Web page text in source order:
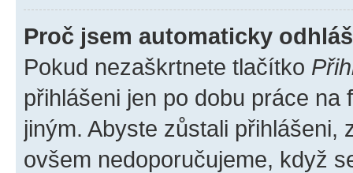
Proč jsem automaticky
Pokud nezaškrtnete tlačítko
přihlášeni jen po dobu práce
jiným. Abyste zůstali přihlášeni,
ovšem nedoporučujeme, když